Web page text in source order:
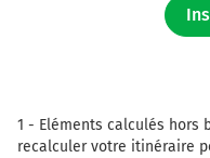
1 - Eléments calculés hors
recalculer votre itinéraire